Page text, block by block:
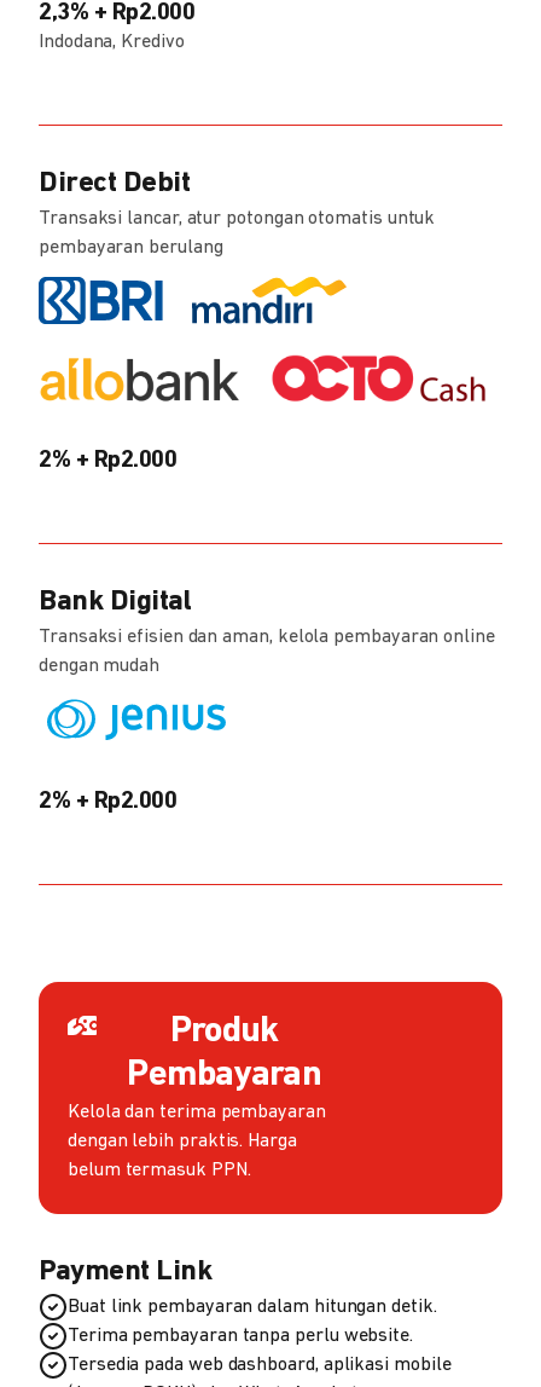
2,3% + Rp2.000
Indodana, Kredivo
Direct Debit
Transaksi lancar, atur potongan otomatis untuk
pembayaran berulang
2% + Rp2.000
Bank Digital
Transaksi efisien dan aman, kelola pembayaran online
dengan mudah
2% + Rp2.000
Produk
Pembayaran
Kelola dan terima pembayaran
dengan lebih praktis. Harga
belum termasuk PPN.
Payment Link
Buat link pembayaran dalam hitungan detik.
Terima pembayaran tanpa perlu website.
Tersedia pada web dashboard, aplikasi mobile